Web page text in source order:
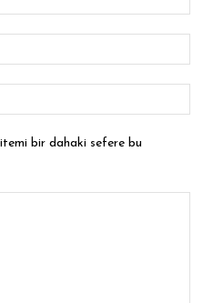
bir dahaki sefere bu